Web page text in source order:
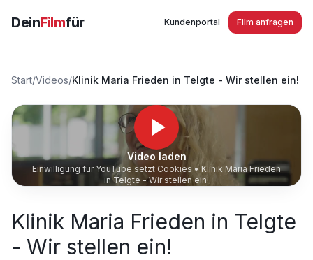
DeinFilmfür Kundenportal Film anfragen
Start/Videos/Klinik Maria Frieden in Telgte - Wir stellen ein!
Video laden
Einwilligung für YouTube setzt Cookies •Klinik Maria Frieden
in Telgte - Wir stellen ein!
Klinik Maria Frieden in Telgte
- Wir stellen ein!